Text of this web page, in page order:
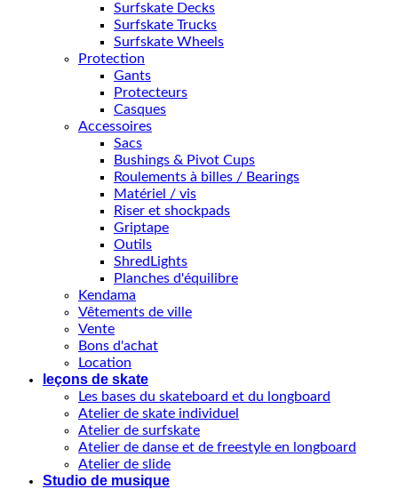
Surfskate Decks
Surfskate Trucks
Surfskate Wheels
Protection
Gants
Protecteurs
Casques
Accessoires
Sacs
Bushings & Pivot Cups
Roulements à billes / Bearings
Matériel / vis
Riser et shockpads
Griptape
Outils
ShredLights
Planches d'équilibre
Kendama
Vêtements de ville
Vente
Bons d'achat
Location
leçons de skate
Les bases du skateboard et du longboard
Atelier de skate individuel
Atelier de surfskate
Atelier de danse et de freestyle en longboard
Atelier de slide
Studio de musique